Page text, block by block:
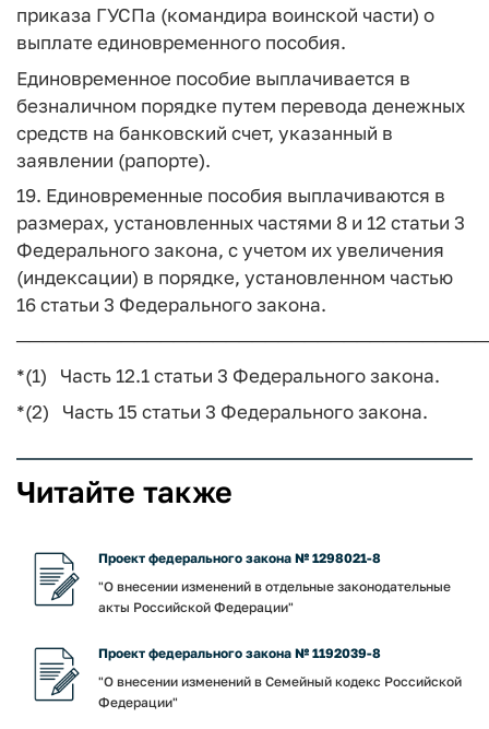
приказа ГУСПа (командира воинской части) о
выплате единовременного пособия.
Единовременное пособие выплачивается в
безналичном порядке путем перевода денежных
средств на банковский счет, указанный в
заявлении (рапорте).
19. Единовременные пособия выплачиваются в
размерах, установленных частями 8 и 12 статьи 3
Федерального закона, с учетом их увеличения
(индексации) в порядке, установленном частью
16 статьи 3 Федерального закона.
*(1) Часть 12.1 статьи 3 Федерального закона.
*(2) Часть 15 статьи 3 Федерального закона.
Читайте также
Проект федерального закона № 1298021-8
"О внесении изменений в отдельные законодательные
акты Российской Федерации"
Проект федерального закона № 1192039-8
"О внесении изменений в Семейный кодекс Российской
Федерации"